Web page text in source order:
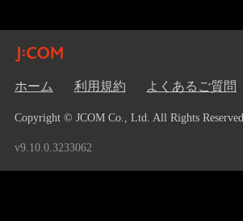
ホーム 利用規約 よくあるご質問
Copyright © JCOM Co., Ltd. All Rights
v9.10.0.3233062